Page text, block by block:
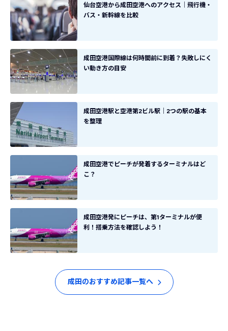
仙台空港から成田空港へのアクセス｜飛行機・
バス・新幹線を比較
成田空港国際線は何時間前に到着？失敗しにく
い動き方の目安
成田空港駅と空港第2ビル駅｜2つの駅の基本
を整理
成田空港でピーチが発着するターミナルはど
こ？
成田空港発にピーチは、第1ターミナルが便
利！搭乗方法を確認しよう！
成田のおすすめ記事一覧へ